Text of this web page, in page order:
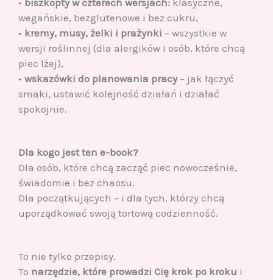
• biszkopty w czterech wersjach: klasyczne,
wegańskie, bezglutenowe i bez cukru,
• kremy, musy, żelki i prażynki – wszystkie w
wersji roślinnej (dla alergików i osób, które chcą
piec lżej),
• wskazówki do planowania pracy– jak łączyć
smaki, ustawić kolejność działań i działać
spokojnie.
Dla kogo jest ten e-book?
Dla osób, które chcą zacząć piec nowocześnie,
świadomie i bez chaosu.
Dla początkujących – i dla tych, którzy chcą
uporządkować swoją tortową codzienność.
To nie tylko przepisy.
To narzędzie, które prowadzi Cię krok po kroku i